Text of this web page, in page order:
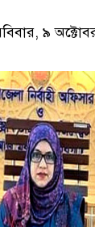
৯